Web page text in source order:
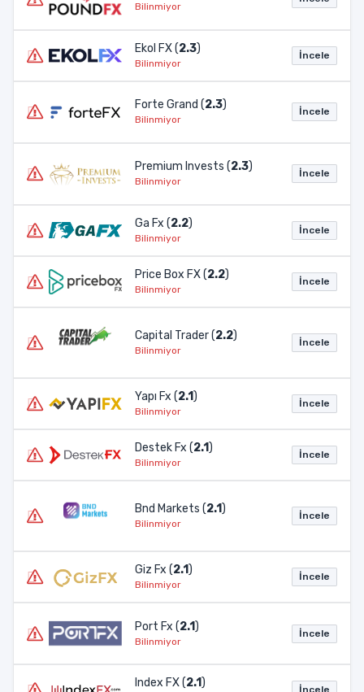
Bilinmiyor
Ekol FX (2.3)
Bilinmiyor
İncele
Forte Grand (2.3)
Bilinmiyor
İncele
Premium Invests (2.3)
Bilinmiyor
İncele
Ga Fx (2.2)
Bilinmiyor
İncele
Price Box FX (2.2)
Bilinmiyor
İncele
Capital Trader (2.2)
Bilinmiyor
İncele
Yapı Fx (2.1)
Bilinmiyor
İncele
Destek Fx (2.1)
Bilinmiyor
İncele
Bnd Markets (2.1)
Bilinmiyor
İncele
Giz Fx (2.1)
Bilinmiyor
İncele
Port Fx (2.1)
Bilinmiyor
İncele
Index FX (2.1)